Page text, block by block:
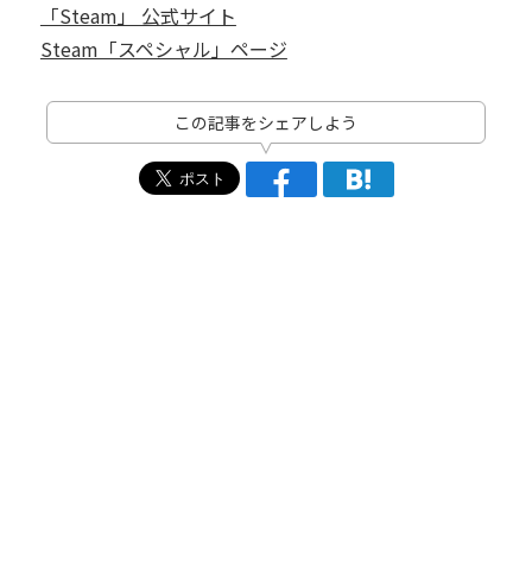
「Steam」 公式サイト
Steam「スペシャル」ページ
この記事をシェアしよう